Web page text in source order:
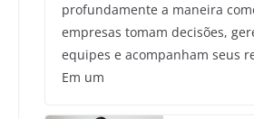
profundamente a maneira
empresas tomam decisões,
equipes e acompanham seus
Em um